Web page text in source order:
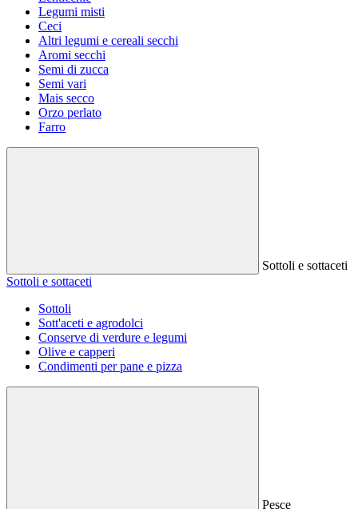
Legumi misti
Ceci
Altri legumi e cereali secchi
Aromi secchi
Semi di zucca
Semi vari
Mais secco
Orzo perlato
Farro
Sottoli e sottaceti
Sottoli e sottaceti
Sottoli
Sott'aceti e agrodolci
Conserve di verdure e legumi
Olive e capperi
Condimenti per pane e pizza
Pesce